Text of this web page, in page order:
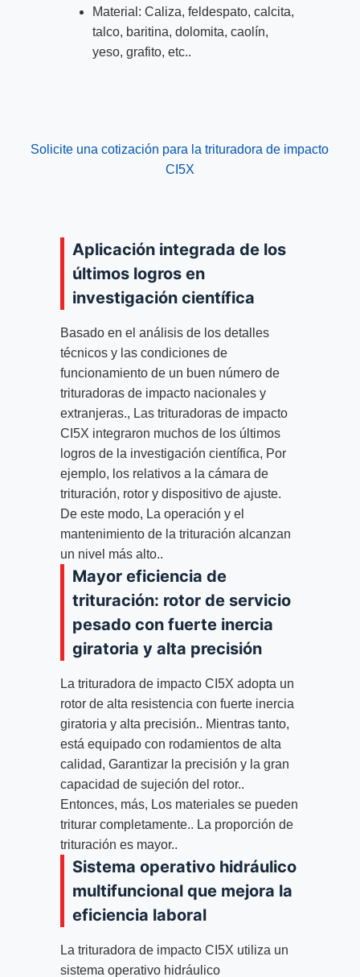
Material: Caliza, feldespato, calcita,
talco, baritina, dolomita, caolín,
yeso, grafito, etc..
Solicite una cotización para la trituradora de impacto
CI5X
Aplicación integrada de los
últimos logros en
investigación científica
Basado en el análisis de los detalles
técnicos y las condiciones de
funcionamiento de un buen número de
trituradoras de impacto nacionales y
extranjeras., Las trituradoras de impacto
CI5X integraron muchos de los últimos
logros de la investigación científica, Por
ejemplo, los relativos a la cámara de
trituración, rotor y dispositivo de ajuste.
De este modo, La operación y el
mantenimiento de la trituración alcanzan
un nivel más alto..
Mayor eficiencia de
trituración: rotor de servicio
pesado con fuerte inercia
giratoria y alta precisión
La trituradora de impacto CI5X adopta un
rotor de alta resistencia con fuerte inercia
giratoria y alta precisión.. Mientras tanto,
está equipado con rodamientos de alta
calidad, Garantizar la precisión y la gran
capacidad de sujeción del rotor..
Entonces, más, Los materiales se pueden
triturar completamente.. La proporción de
trituración es mayor..
Sistema operativo hidráulico
multifuncional que mejora la
eficiencia laboral
La trituradora de impacto CI5X utiliza un
sistema operativo hidráulico